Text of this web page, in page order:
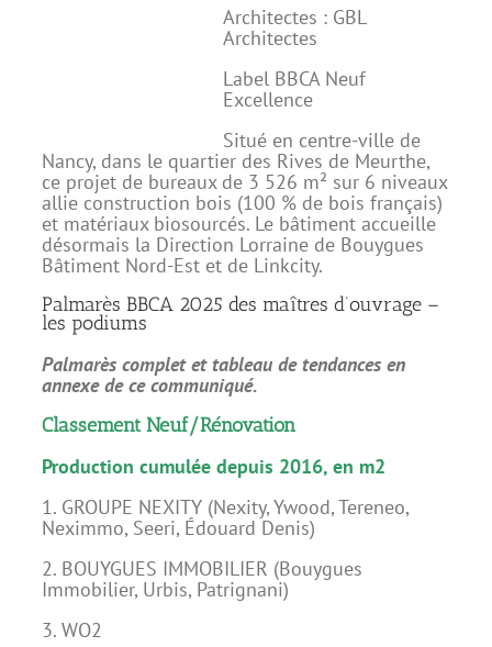
Architectes : GBL
Architectes
Label BBCA Neuf
Excellence
Situé en centre-ville de
Nancy, dans le quartier des Rives de Meurthe,
ce projet de bureaux de 3 526 m² sur 6 niveaux
allie construction bois (100 % de bois français)
et matériaux biosourcés. Le bâtiment accueille
désormais la Direction Lorraine de Bouygues
Bâtiment Nord-Est et de Linkcity.
Palmarès BBCA 2025 des maîtres d’ouvrage –
les podiums
Palmarès complet et tableau de tendances en
annexe de ce communiqué.
Classement Neuf/Rénovation
Production cumulée depuis 2016, en m2
1. GROUPE NEXITY (Nexity, Ywood, Tereneo,
Neximmo, Seeri, Édouard Denis)
2. BOUYGUES IMMOBILIER (Bouygues
Immobilier, Urbis, Patrignani)
3. WO2